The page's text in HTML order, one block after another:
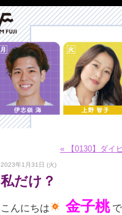
« 【0130】ダイ
2023年1月31日 (火)
私だけ？
こんにちは 金子桃で